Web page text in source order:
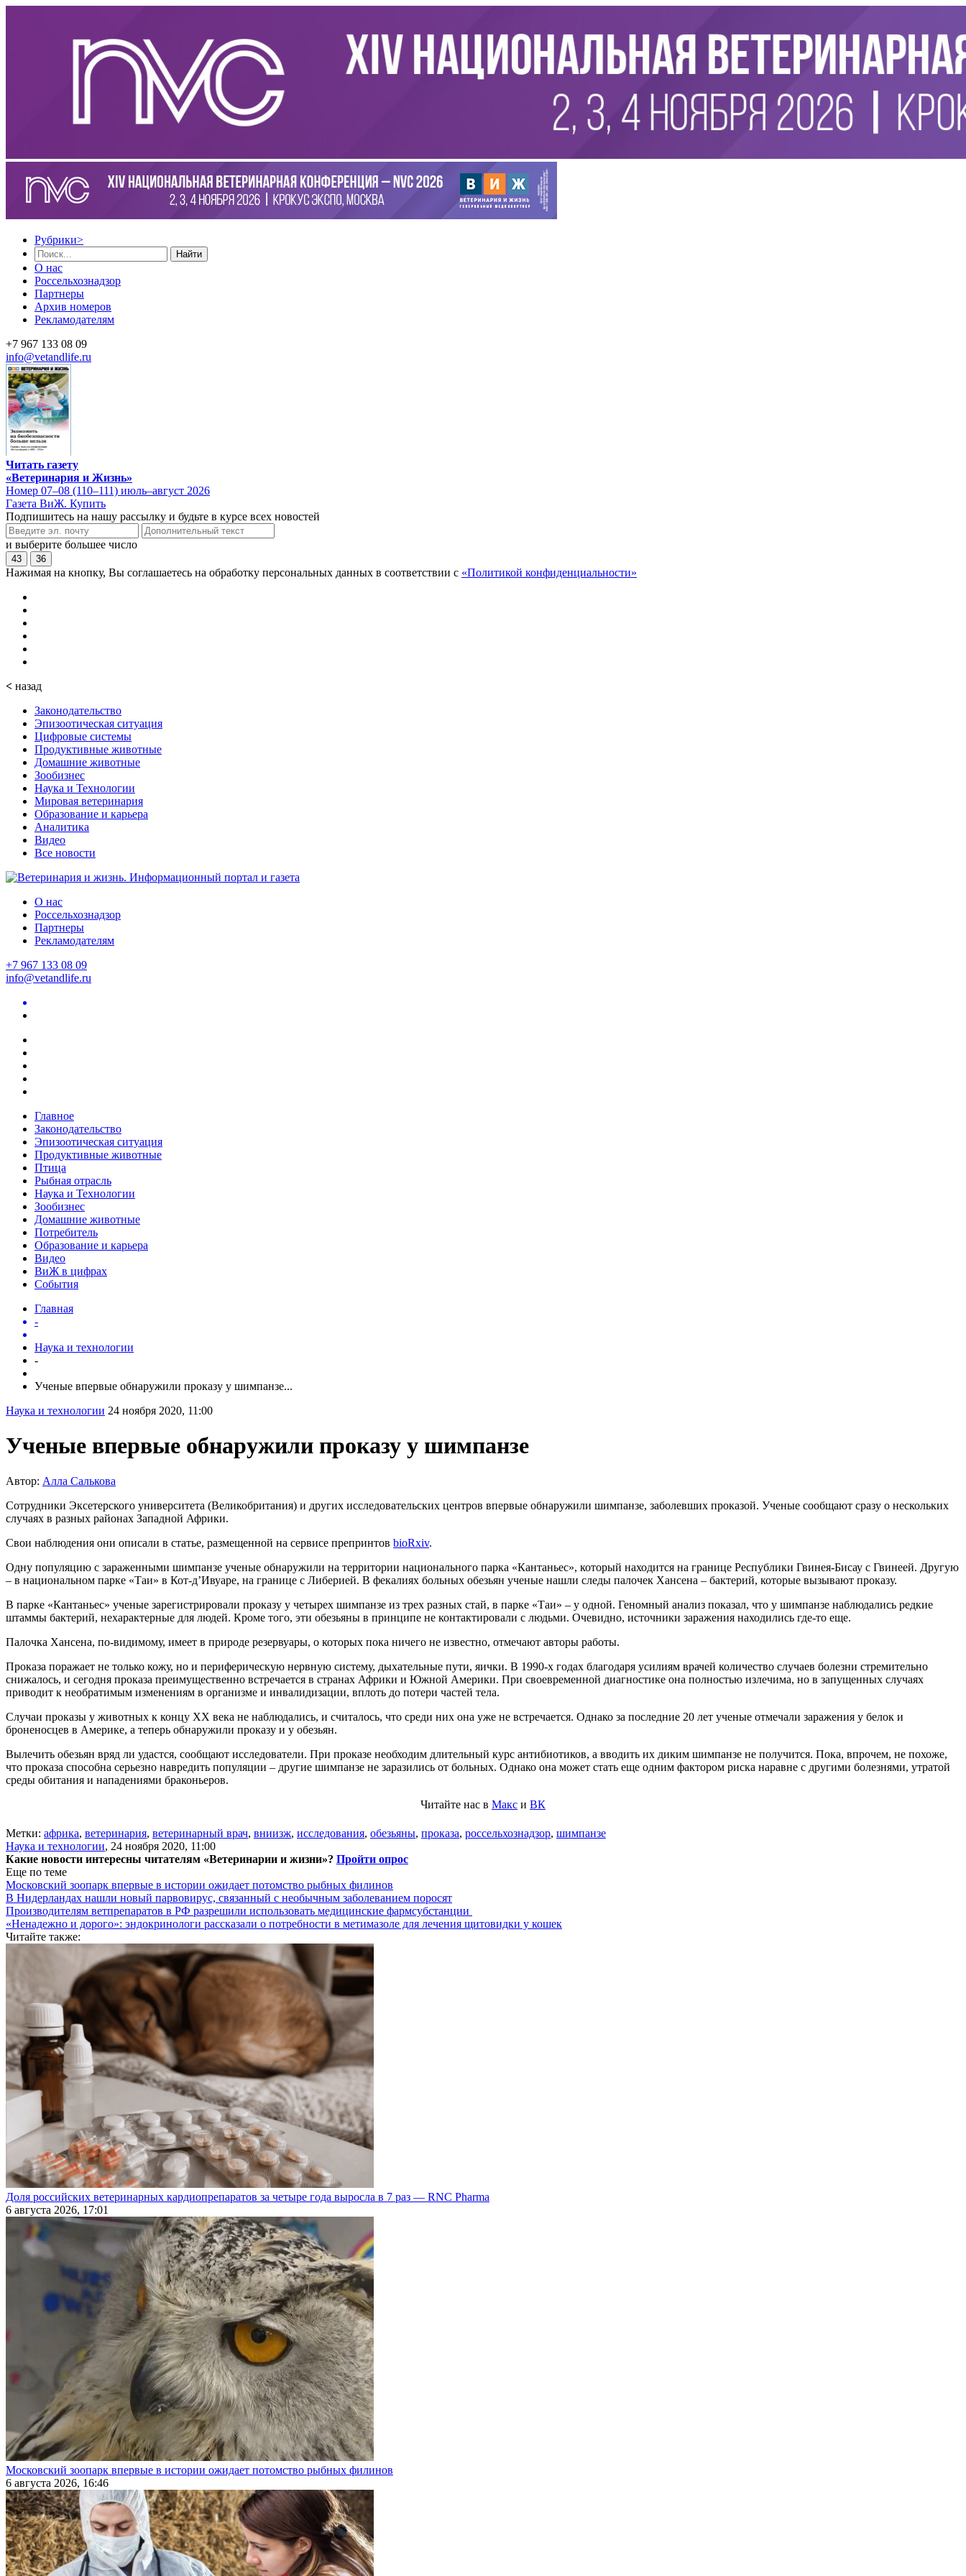
Рубрики>
Найти
О нас
Россельхознадзор
Партнеры
Архив номеров
Рекламодателям
+7 967 133 08 09
info@vetandlife.ru
Читать газету
«Ветеринария и Жизнь»
Номер 07–08 (110–111) июль–август 2026
Газета ВиЖ. Купить
Подпишитесь на нашу рассылку и будьте в курсе всех новостей
и выберите большее число
43 36
Нажимая на кнопку, Вы соглашаетесь на обработку персональных данных в соответствии с «Политикой конфиденциальности»
< назад
Законодательство
Эпизоотическая ситуация
Цифровые системы
Продуктивные животные
Домашние животные
Зообизнес
Наука и Технологии
Мировая ветеринария
Образование и карьера
Аналитика
Видео
Все новости
О нас
Россельхознадзор
Партнеры
Рекламодателям
+7 967 133 08 09
info@vetandlife.ru
Главное
Законодательство
Эпизоотическая ситуация
Продуктивные животные
Птица
Рыбная отрасль
Наука и Технологии
Зообизнес
Домашние животные
Потребитель
Образование и карьера
Видео
ВиЖ в цифрах
События
Главная
-
Наука и технологии
-
Ученые впервые обнаружили проказу у шимпанзе...
Наука и технологии 24 ноября 2020, 11:00
Ученые впервые обнаружили проказу у шимпанзе
Автор: Алла Салькова
Сотрудники Эксетерского университета (Великобритания) и других исследовательских центров впервые обнаружили шимпанзе, заболевших проказой. Ученые сообщают сразу о нескольких
случаях в разных районах Западной Африки.
Свои наблюдения они описали в статье, размещенной на сервисе препринтов bioRxiv.
Одну популяцию с зараженными шимпанзе ученые обнаружили на территории национального парка «Кантаньес», который находится на границе Республики Гвинея-Бисау с Гвинеей. Другую
– в национальном парке «Таи» в Кот-д’Ивуаре, на границе с Либерией. В фекалиях больных обезьян ученые нашли следы палочек Хансена – бактерий, которые вызывают проказу.
В парке «Кантаньес» ученые зарегистрировали проказу у четырех шимпанзе из трех разных стай, в парке «Таи» – у одной. Геномный анализ показал, что у шимпанзе наблюдались редкие
штаммы бактерий, нехарактерные для людей. Кроме того, эти обезьяны в принципе не контактировали с людьми. Очевидно, источники заражения находились где-то еще.
Палочка Хансена, по-видимому, имеет в природе резервуары, о которых пока ничего не известно, отмечают авторы работы.
Проказа поражает не только кожу, но и периферическую нервную систему, дыхательные пути, яички. В 1990-х годах благодаря усилиям врачей количество случаев болезни стремительно
снижалось, и сегодня проказа преимущественно встречается в странах Африки и Южной Америки. При своевременной диагностике она полностью излечима, но в запущенных случаях
приводит к необратимым изменениям в организме и инвалидизации, вплоть до потери частей тела.
Случаи проказы у животных к концу ХХ века не наблюдались, и считалось, что среди них она уже не встречается. Однако за последние 20 лет ученые отмечали заражения у белок и
броненосцев в Америке, а теперь обнаружили проказу и у обезьян.
Вылечить обезьян вряд ли удастся, сообщают исследователи. При проказе необходим длительный курс антибиотиков, а вводить их диким шимпанзе не получится. Пока, впрочем, не похоже,
что проказа способна серьезно навредить популяции – другие шимпанзе не заразились от больных. Однако она может стать еще одним фактором риска наравне с другими болезнями, утратой
среды обитания и нападениями браконьеров.
Читайте нас в Макс и ВК
Метки: африка, ветеринария, ветеринарный врач, вниизж, исследования, обезьяны, проказа, россельхознадзор, шимпанзе
Наука и технологии, 24 ноября 2020, 11:00
Какие новости интересны читателям «Ветеринарии и жизни»? Пройти опрос
Еще по теме
Московский зоопарк впервые в истории ожидает потомство рыбных филинов
В Нидерландах нашли новый парвовирус, связанный с необычным заболеванием поросят
Производителям ветпрепаратов в РФ разрешили использовать медицинские фармсубстанции
«Ненадежно и дорого»: эндокринологи рассказали о потребности в метимазоле для лечения щитовидки у кошек
Читайте также:
Доля российских ветеринарных кардиопрепаратов за четыре года выросла в 7 раз — RNC Pharma
6 августа 2026, 17:01
Московский зоопарк впервые в истории ожидает потомство рыбных филинов
6 августа 2026, 16:46